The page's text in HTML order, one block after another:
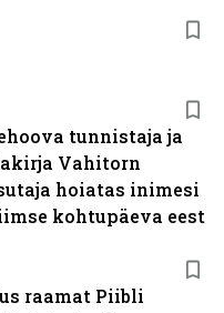
tunnistaja ja
Vahitorn
hoiatas inimesi
kohtupäeva eest
raamat Piibli